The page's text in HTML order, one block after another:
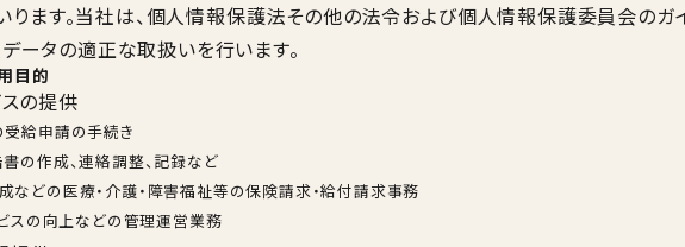
ます。当社は、個人情報保護法その他の法令および個人情報保護委員会のガ
ータの適正な取扱いを行います。
目的
の提供
受給申請の手続き
の作成、連絡調整、記録など
どの医療・介護・障害福祉等の保険請求・給付請求事務
ビスの向上などの管理運営業務